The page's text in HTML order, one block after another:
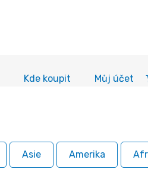
Kde koupit Můj účet
Asie Amerika